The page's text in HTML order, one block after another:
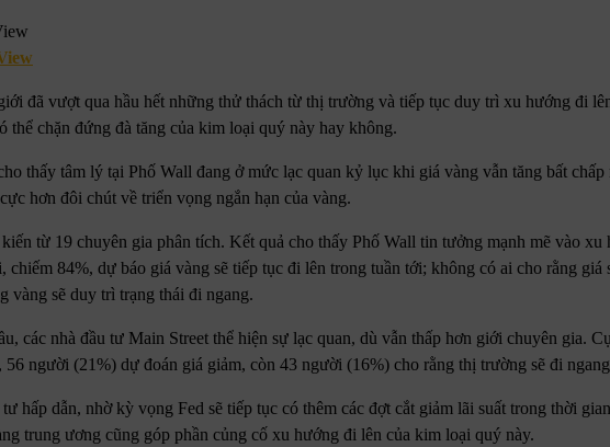
đã vượt qua hầu hết những thử thách từ thị trường và tiếp tục duy trì xu hướng đi
thể chặn đứng đà tăng của kim loại quý này hay không.
thấy tâm lý tại Phố Wall đang ở mức lạc quan kỷ lục khi giá vàng vẫn tăng bất chấp
hơn đôi chút về triển vọng ngắn hạn của vàng.
từ 19 chuyên gia phân tích. Kết quả cho thấy Phố Wall tin tưởng mạnh mẽ vào xu
84%, dự báo giá vàng sẽ tiếp tục đi lên trong tuần tới; không có ai cho rằng giá
vàng sẽ duy trì trạng thái đi ngang.
các nhà đầu tư Main Street thể hiện sự lạc quan, dù vẫn thấp hơn giới chuyên gia.
người (21%) dự đoán giá giảm, còn 43 người (16%) cho rằng thị trường sẽ đi
hấp dẫn, nhờ kỳ vọng Fed sẽ tiếp tục có thêm các đợt cắt giảm lãi suất trong thời
trung ương cũng góp phần củng cố xu hướng đi lên của kim loại quý này.